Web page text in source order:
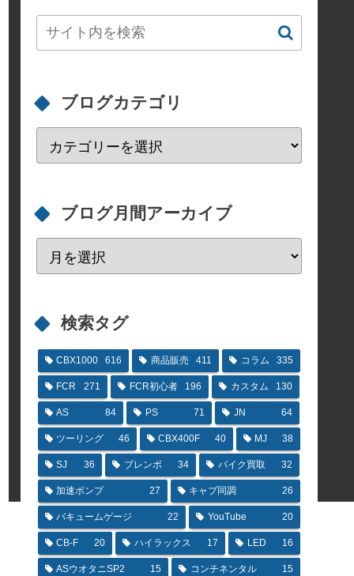
ブログカテゴリ
ブログ月間アーカイブ
検索タグ
CBX1000 616 商品販売 411 コラム 335
FCR 271 FCR初心者 196 カスタム 130
AS 84 PS 71 JN 64
ツーリング 46 CBX400F 40 MJ 38
SJ 36 ブレンボ 34 バイク買取 32
加速ポンプ 27 キャブ同調 26
バキュームゲージ 22 YouTube 20
CB-F 20 ハイラックス 17 LED 16
ASウオタニSP2 15 コンチネンタル 15